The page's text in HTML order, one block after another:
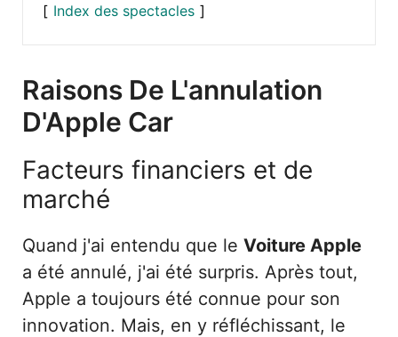
Index des spectacles
Raisons De L'annulation
D'Apple Car
Facteurs financiers et de
marché
Quand j'ai entendu que le Voiture Apple
a été annulé, j'ai été surpris. Après tout,
Apple a toujours été connue pour son
innovation. Mais, en y réfléchissant, le